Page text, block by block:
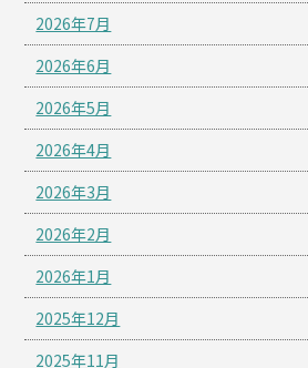
2026年7月
2026年6月
2026年5月
2026年4月
2026年3月
2026年2月
2026年1月
2025年12月
2025年11月